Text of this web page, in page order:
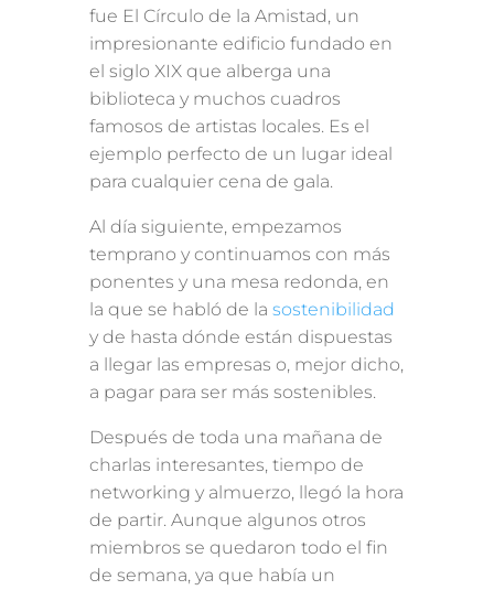
fue El Círculo de la Amistad, un
impresionante edificio fundado en
el siglo XIX que alberga una
biblioteca y muchos cuadros
famosos de artistas locales. Es el
ejemplo perfecto de un lugar ideal
para cualquier cena de gala.
Al día siguiente, empezamos
temprano y continuamos con más
ponentes y una mesa redonda, en
la que se habló de la sostenibilidad
y de hasta dónde están dispuestas
a llegar las empresas o, mejor dicho,
a pagar para ser más sostenibles.
Después de toda una mañana de
charlas interesantes, tiempo de
networking y almuerzo, llegó la hora
de partir. Aunque algunos otros
miembros se quedaron todo el fin
de semana, ya que había un